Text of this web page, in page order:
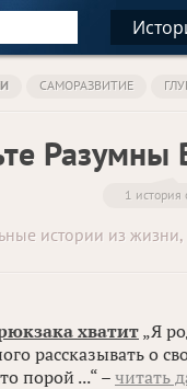
САМОРАЗВИТИЕ
Разумны
1 история
истории из
хватит„Я
рассказывать о
порой ...“ – читать